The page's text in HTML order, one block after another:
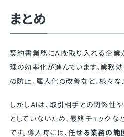
まとめ
契約書業務にAIを取り入れる企業
理の効率化が進んでいます。業務
の防止、属人化の改善など、様々な
しかしAIは、取引相手との関係性
としていないため、最終チェック
です。導入時には、任せる業務の範